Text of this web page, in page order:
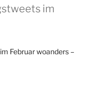
im
Februar woanders –